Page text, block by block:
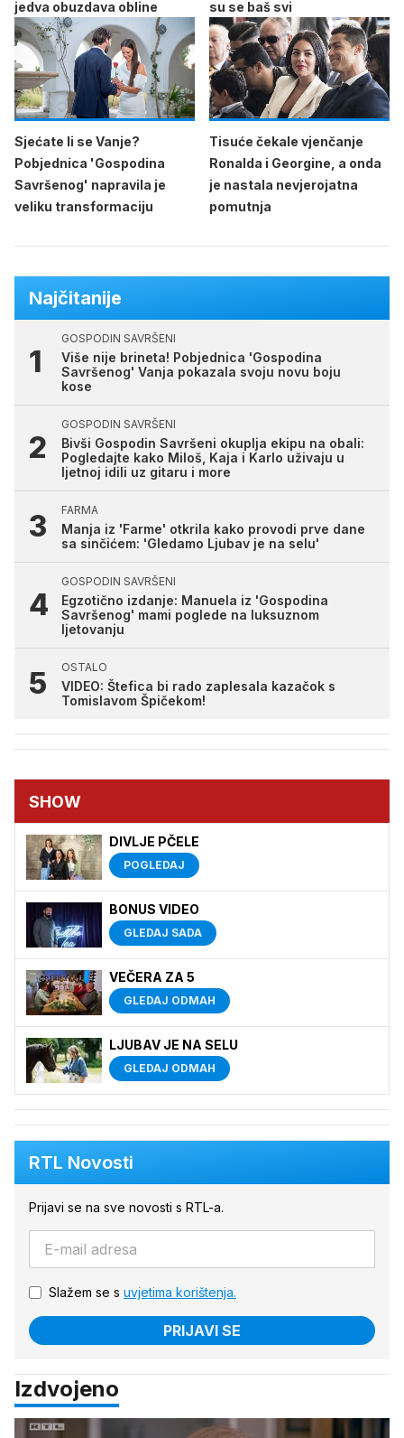
jedva obuzdava obline su se baš svi
Sjećate li se Vanje?
Pobjednica 'Gospodina
Savršenog' napravila je
veliku transformaciju
Tisuće čekale vjenčanje
Ronalda i Georgine, a onda
je nastala nevjerojatna
pomutnja
Najčitanije
GOSPODIN SAVRŠENI
Više nije brineta! Pobjednica 'Gospodina
Savršenog' Vanja pokazala svoju novu boju
kose
GOSPODIN SAVRŠENI
Bivši Gospodin Savršeni okuplja ekipu na obali:
Pogledajte kako Miloš, Kaja i Karlo uživaju u
ljetnoj idili uz gitaru i more
FARMA
Manja iz 'Farme' otkrila kako provodi prve dane
sa sinčićem: 'Gledamo Ljubav je na selu'
GOSPODIN SAVRŠENI
Egzotično izdanje: Manuela iz 'Gospodina
Savršenog' mami poglede na luksuznom
ljetovanju
OSTALO
VIDEO: Štefica bi rado zaplesala kazačok s
Tomislavom Špičekom!
SHOW
DIVLJE PČELE
POGLEDAJ
BONUS VIDEO
GLEDAJ SADA
VEČERA ZA 5
GLEDAJ ODMAH
LJUBAV JE NA SELU
GLEDAJ ODMAH
RTL Novosti
Prijavi se na sve novosti s RTL-a.
Slažem se s uvjetima korištenja.
PRIJAVI SE
Izdvojeno